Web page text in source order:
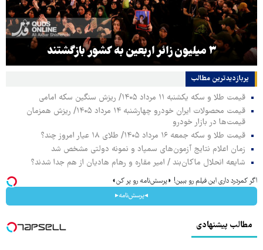
۳ میلیون زائر اربعین به کشور بازگشتند
پربازدیدترین‌ مطالب
قیمت طلا و سکه یکشنبه ۱۱ مرداد ۱۴۰۵/ ریزش سنگین سکه امامی
قیمت محصولات ایران خودرو چهارشنبه ۱۴ مرداد ۱۴۰۵/ ریزش همزمان
قیمت‌ها در بازار خودرو
قیمت طلا و سکه جمعه ۱۶ مرداد ۱۴۰۵/ طلای ۱۸ عیار امروز چند؟
زمان اعلام نتایج آزمون‌های سمپاد و نمونه دولتی مشخص شد
شایعه انحلال ماکان‌بند / امیر مقاره و رهام هادیان از هم جدا شدند؟
اگر کمردرد داری این فیلم رو ببین! ◗پرسش‌نامه رو پر کن◖
◂پرسش‌نامه▸
مطالب پیشنهادی